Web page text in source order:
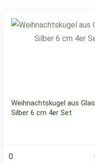
Weihnachtskugel aus
Silber 6 cm 4er Set
0